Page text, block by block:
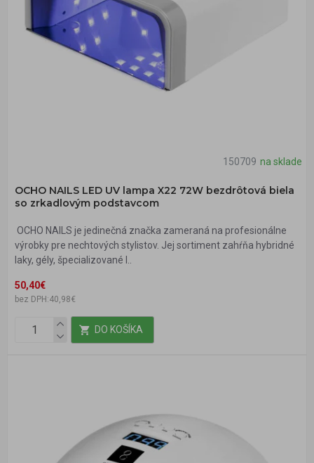
150709 na sklade
OCHO NAILS LED UV lampa X22 72W bezdrôtová biela
so zrkadlovým podstavcom
OCHO NAILS je jedinečná značka zameraná na profesionálne
výrobky pre nechtových stylistov. Jej sortiment zahŕňa hybridné
laky, gély, špecializované l..
50,40€
bez DPH:40,98€
DO KOŠÍKA